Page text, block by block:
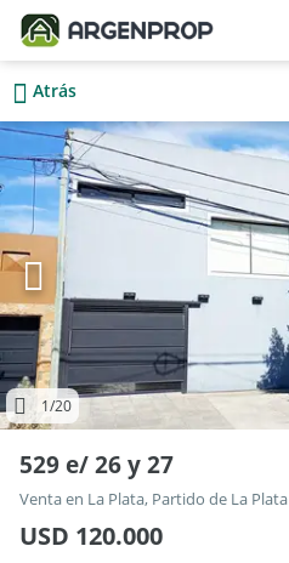
Atrás
1/20
529 e/ 26 y 27
Venta en La Plata, Partido de La Plata
USD 120.000